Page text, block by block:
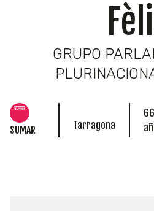
GRUPO
SUMAR Tarragona
66